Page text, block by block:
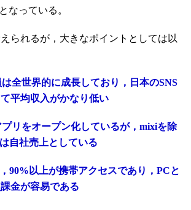
なっている。
られるが，大きなポイントとしては以
は全世界的に成長しており，日本のSNS
平均収入がかなり低い
プリをオープン化しているが，mixiを除
自社売上としている
90%以上が携帯アクセスであり，PCと
金が容易である